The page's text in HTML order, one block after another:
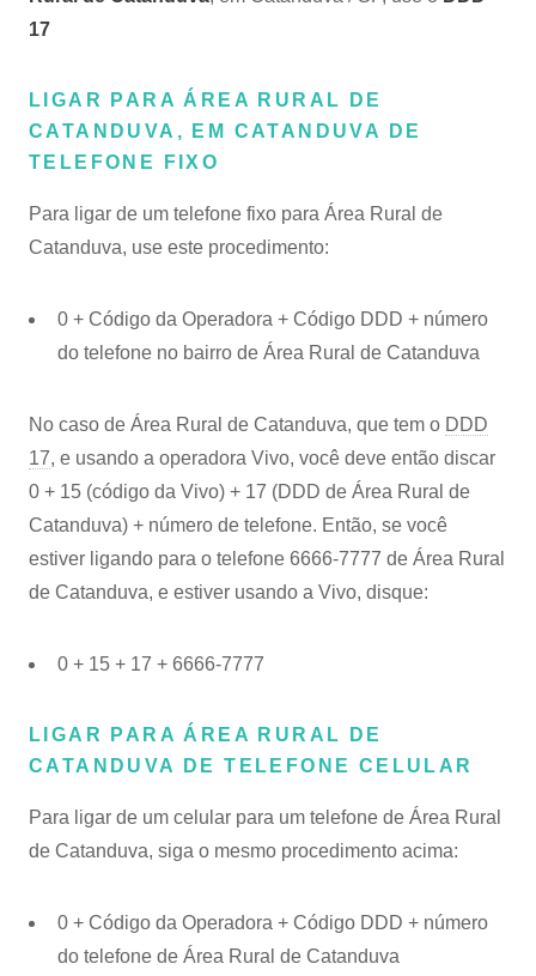
17
LIGAR PARA ÁREA RURAL DE
CATANDUVA, EM CATANDUVA DE
TELEFONE FIXO
Para ligar de um telefone fixo para Área Rural de
Catanduva, use este procedimento:
0 + Código da Operadora + Código DDD + número
do telefone no bairro de Área Rural de Catanduva
No caso de Área Rural de Catanduva, que tem o DDD
17, e usando a operadora Vivo, você deve então discar
0 + 15 (código da Vivo) + 17 (DDD de Área Rural de
Catanduva) + número de telefone. Então, se você
estiver ligando para o telefone 6666-7777 de Área Rural
de Catanduva, e estiver usando a Vivo, disque:
0 + 15 + 17 + 6666-7777
LIGAR PARA ÁREA RURAL DE
CATANDUVA DE TELEFONE CELULAR
Para ligar de um celular para um telefone de Área Rural
de Catanduva, siga o mesmo procedimento acima:
0 + Código da Operadora + Código DDD + número
do telefone de Área Rural de Catanduva